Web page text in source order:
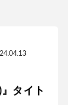
タイト